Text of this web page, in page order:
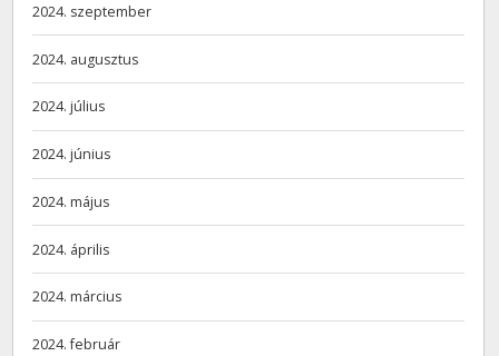
2024. szeptember
2024. augusztus
2024. július
2024. június
2024. május
2024. április
2024. március
2024. február